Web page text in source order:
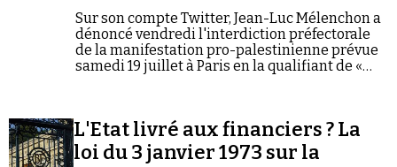
Demander à Vera
Sur son compte Twitter, Jean-Luc Mélenchon a
dénoncé vendredi l'interdiction préfectorale
de la manifestation pro-palestinienne prévue
samedi 19 juillet à Paris en la qualifiant de «
L'Etat livré aux financiers ? La
loi du 3 janvier 1973 sur la